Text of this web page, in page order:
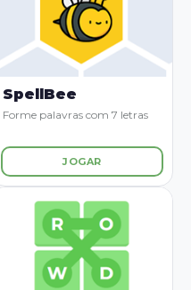
SpellBee
Forme palavras com 7 letras
JOGAR